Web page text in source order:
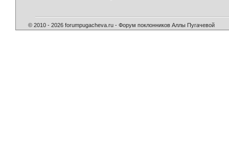
© 2010 - 2026 forumpugacheva.ru - Форум поклонников Аллы Пугачевой